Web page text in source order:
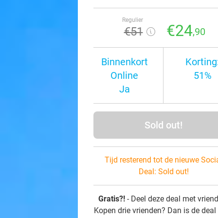
Regulier
€51 €24,90
Binnenkort
Online
Ja
51%
Sold out!
Tijd resterend tot de nieuwe
Deal: Sold out!
Gratis?! - Deel deze deal met
Kopen drie vrienden? Dan is de